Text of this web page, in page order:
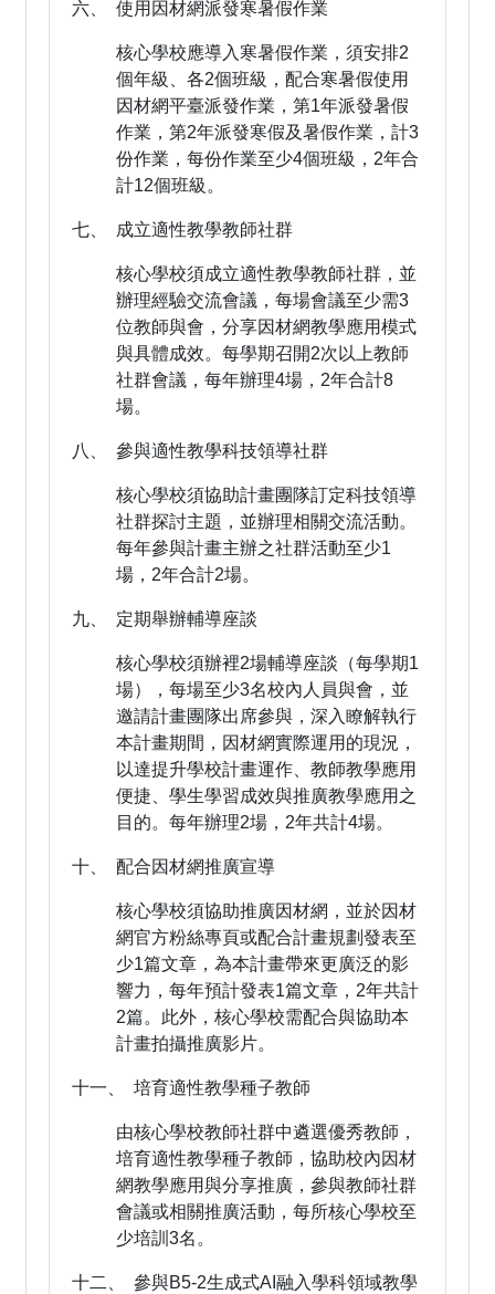
六、 使用因材網派發寒暑假作業
核心學校應導入寒暑假作業，須安排2
個年級、各2個班級，配合寒暑假使用
因材網平臺派發作業，第1年派發暑假
作業，第2年派發寒假及暑假作業，計3
份作業，每份作業至少4個班級，2年合
計12個班級。
七、 成立適性教學教師社群
核心學校須成立適性教學教師社群，並
辦理經驗交流會議，每場會議至少需3
位教師與會，分享因材網教學應用模式
與具體成效。每學期召開2次以上教師
社群會議，每年辦理4場，2年合計8
場。
八、 參與適性教學科技領導社群
核心學校須協助計畫團隊訂定科技領導
社群探討主題，並辦理相關交流活動。
每年參與計畫主辦之社群活動至少1
場，2年合計2場。
九、 定期舉辦輔導座談
核心學校須辦裡2場輔導座談（每學期1
場），每場至少3名校內人員與會，並
邀請計畫團隊出席參與，深入瞭解執行
本計畫期間，因材網實際運用的現況，
以達提升學校計畫運作、教師教學應用
便捷、學生學習成效與推廣教學應用之
目的。每年辦理2場，2年共計4場。
十、 配合因材網推廣宣導
核心學校須協助推廣因材網，並於因材
網官方粉絲專頁或配合計畫規劃發表至
少1篇文章，為本計畫帶來更廣泛的影
響力，每年預計發表1篇文章，2年共計
2篇。此外，核心學校需配合與協助本
計畫拍攝推廣影片。
十一、 培育適性教學種子教師
由核心學校教師社群中遴選優秀教師，
培育適性教學種子教師，協助校內因材
網教學應用與分享推廣，參與教師社群
會議或相關推廣活動，每所核心學校至
少培訓3名。
十二、 參與B5-2生成式AI融入學科領域教學